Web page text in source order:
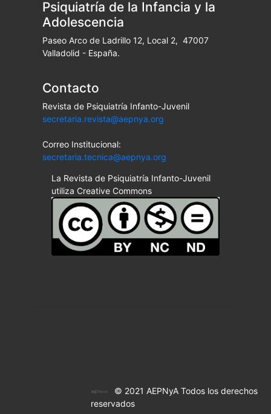
Psiquiatría de la Infancia y la
Adolescencia
Paseo Arco de Ladrillo 12, Local 2, 47007
Valladolid - España.
Contacto
Revista de Psiquiatría Infanto-Juvenil
secretaria.revista@aepnya.org
Correo Institucional:
secretaria.tecnica@aepnya.org
La Revista de Psiquiatría Infanto-Juvenil
utiliza Creative Commons
© 2021 AEPNyA Todos los derechos
reservados